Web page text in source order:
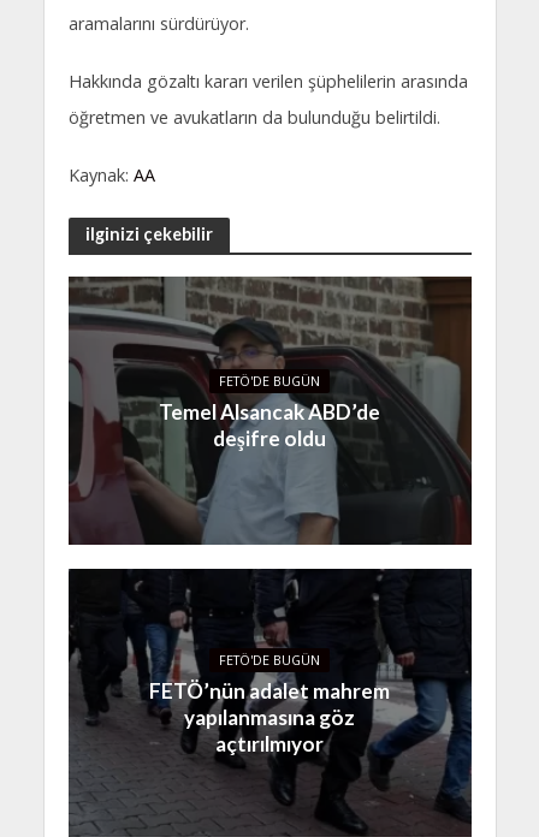
aramalarını sürdürüyor.
Hakkında gözaltı kararı verilen şüphelilerin arasında
öğretmen ve avukatların da bulunduğu belirtildi.
Kaynak: AA
ilginizi çekebilir
FETÖ'DE BUGÜN
Temel Alsancak ABD’de
deşifre oldu
FETÖ'DE BUGÜN
FETÖ’nün adalet mahrem
yapılanmasına göz
açtırılmıyor